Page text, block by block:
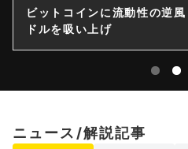
ビットコインに流動性の逆
ドルを吸い上げ
ニュース/解説記事